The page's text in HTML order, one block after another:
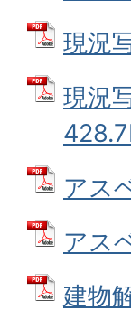
現況
現況
アス
アス
建物